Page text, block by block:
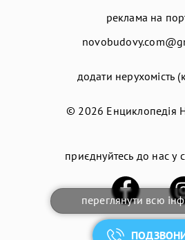
переглянути всю
реклама на
додати нерухомість
© 2026 Енциклопедія
приєднуйтесь до нас у